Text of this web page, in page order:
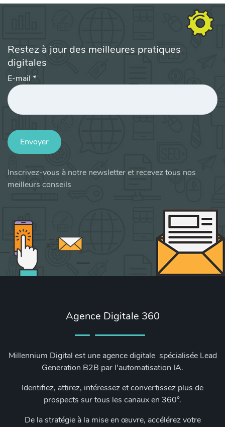
Restez à jour des meilleures pratiques
digitales
E-mail *
Envoyer
Inscrivez-vous à notre newsletter et recevez tous nos
meilleurs conseils
Agence Digitale 360
Millennium Digital est une agence digitale spécialisée Lead
Generation B2B par l'automatisation IA.
Identifiez, attirez, intéressez et convertissez plus de
prospects sur tous les canaux en 360°.
De la stratégie à la mise en œuvre, accélérez votre